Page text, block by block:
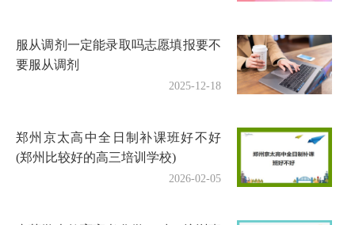
服从调剂一定能录取吗志愿填报要不
要服从调剂
2025-12-18
郑州京太高中全日制补课班好不好
(郑州比较好的高三培训学校)
2026-02-05